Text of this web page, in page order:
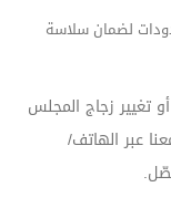
لضمان سلاسة
تغيير زجاج المجلس
عبر الهاتف/